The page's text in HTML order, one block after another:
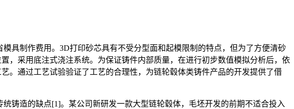
具制作费用。3D打印砂芯具有不受分型面和起模限制的特点，但为了方便清砂
，采用底注式浇注系统。为保证铸件内部质量，在进行初步数值模拟分析后，依
。通过工艺试验验证了工艺的合理性，为链轮毂体类铸件产品的开发提供了借
铸造的缺点[1]。某公司新研发一款大型链轮毂体，毛坯开发的前期不适合投入